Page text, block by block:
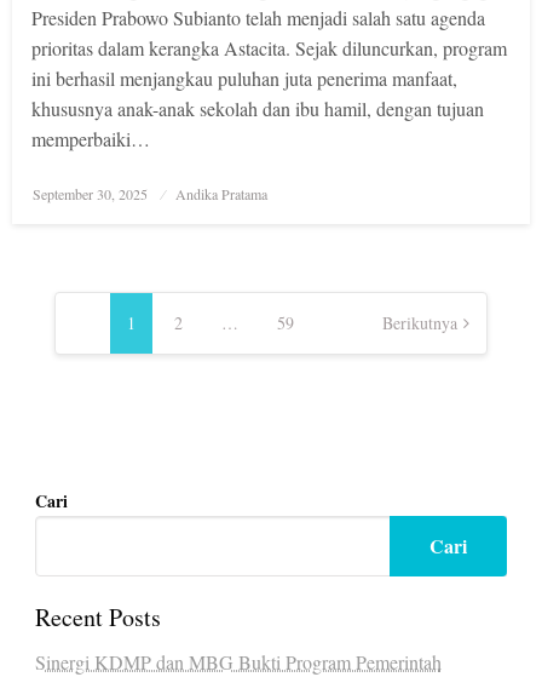
Presiden Prabowo Subianto telah menjadi salah satu agenda
prioritas dalam kerangka Astacita. Sejak diluncurkan, program
ini berhasil menjangkau puluhan juta penerima manfaat,
khususnya anak-anak sekolah dan ibu hamil, dengan tujuan
memperbaiki…
Posted
September 30, 2025 Andika Pratama
Navigasi
1 2 … 59 Berikutnya
Cari
Cari
Recent Posts
Sinergi KDMP dan MBG Bukti Program Pemerintah